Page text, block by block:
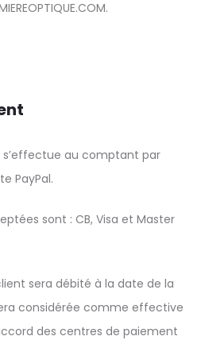
au comptant par
PayPal.
sont : CB, Visa et Master
sera débité à la date de la
considérée comme effective
des centres de paiement